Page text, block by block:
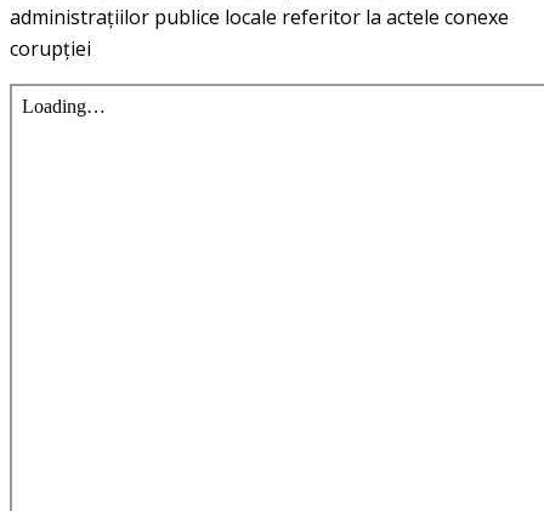
administrațiilor publice locale referitor la actele conexe
corupției